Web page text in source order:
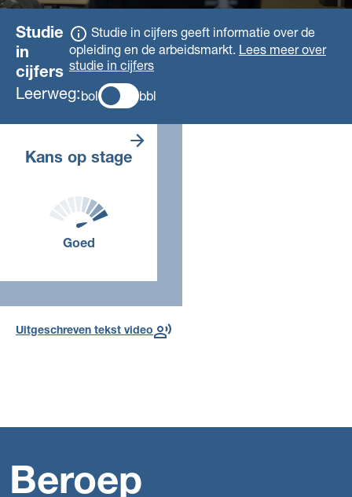
Studie
in
cijfers
Studie in cijfers geeft informatie over de
opleiding en de arbeidsmarkt. Lees meer over
studie in cijfers
Leerweg: bol bbl
Kans op stage
Goed
stageplaatsen. De
stage vindt.
jaar
Uitgeschreven tekst video
Beroep